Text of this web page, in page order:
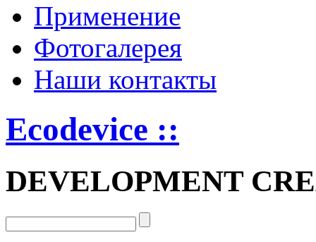
Применение
Фотогалерея
Наши контакты
Ecodevice ::
DEVELOPMENT